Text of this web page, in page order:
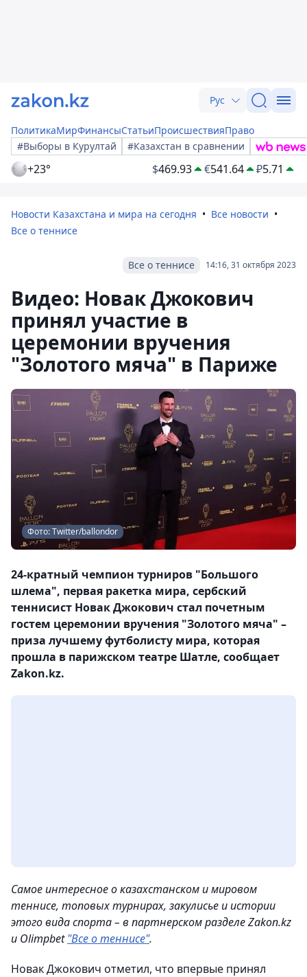
Рус
ПолитикаМирФинансыСтатьиПроисшествияПраво
#Выборы в Курултай
#Казахстан в сравнении
+23° $469.93 €541.64 ₽5.71
Новости Казахстана и мира на сегодня
Все новости
Все о теннисе
14:16, 31 октября 2023
Все о теннисе
Видео: Новак Джокович
принял участие в
церемонии вручения
"Золотого мяча" в Париже
Фото: Twitter/ballondor
24-кратный чемпион турниров "Большого
шлема", первая ракетка мира, сербский
теннисист Новак Джокович стал почетным
гостем церемонии вручения "Золотого мяча" –
приза лучшему футболисту мира, которая
прошла в парижском театре Шатле, сообщает
Zakon.kz.
Самое интересное о казахстанском и мировом
теннисе, топовых турнирах, закулисье и истории
этого вида спорта – в партнерском разделе Zakon.kz
и Olimpbet"Все о теннисе".
Новак Джокович отметил, что впервые принял